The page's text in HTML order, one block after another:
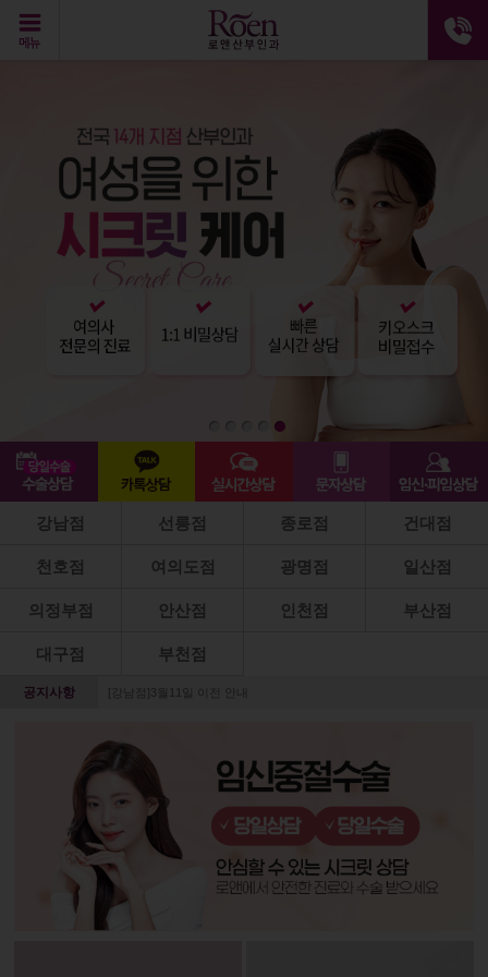
강남점 선릉점 종로점 건대점
천호점 여의도점 광명점 일산점
의정부점 안산점 인천점 부산점
대구점 부천점
공지사항 [강남점]3월11일 이전 안내